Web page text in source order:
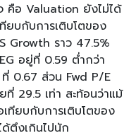
คือ Valuation ยังไม่ได้
ยบกับการเติบโตของ
Growth ราว 47.5%
อยู่ที่ 0.59 ต่ำกว่า
0.67 ส่วน Fwd P/E
29.5 เท่า สะท้อนว่าแม้
ทียบกับการเติบโตของ
ตึงเกินไปนัก